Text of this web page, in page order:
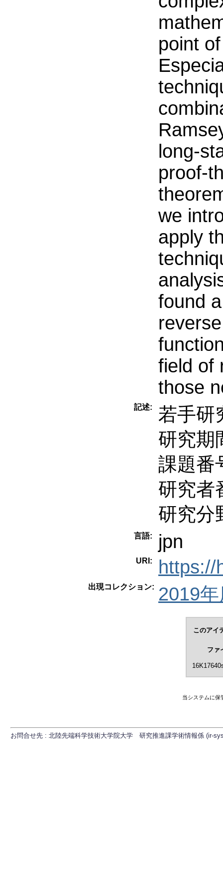
point
long-
proof-
we
apply
found
field of
those
記述:
若手研
研究期
課題番
研究者
研究分
言語: jpn
URI: https://
出現コレクション: 2019
このアイ
ファ
当システムに保
お問合せ先 : 北陸先端科学技術大学院大学 研究推進課学術情報係 (ir-